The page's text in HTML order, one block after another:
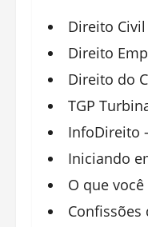
Direito
Direito
Direito do
TGP
InfoDireito
Iniciando
O que